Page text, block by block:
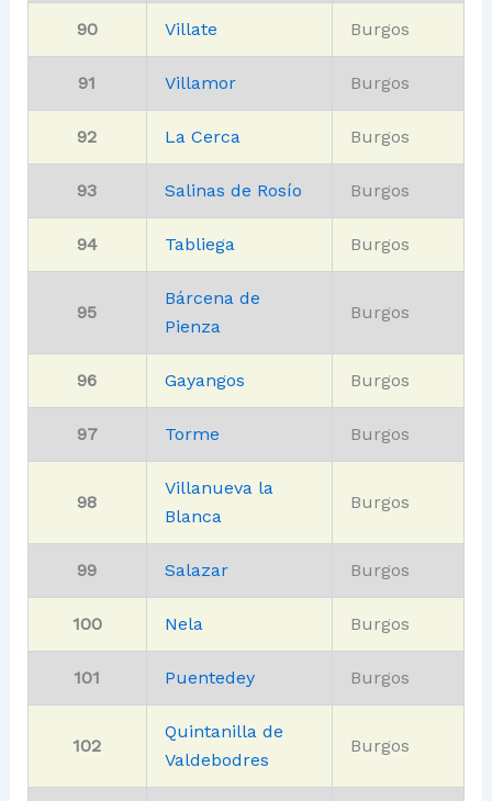
90 Villate Burgos
91 Villamor Burgos
92 La Cerca Burgos
93 Salinas de Rosío Burgos
94 Tabliega Burgos
95
Bárcena de
Pienza
Burgos
96 Gayangos Burgos
97 Torme Burgos
98
Villanueva la
Blanca
Burgos
99 Salazar Burgos
100 Nela Burgos
101 Puentedey Burgos
102
Quintanilla de
Valdebodres
Burgos